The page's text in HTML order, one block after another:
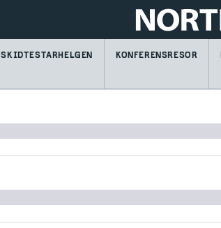
SKIDTESTARHELGEN KONFERENSRESOR